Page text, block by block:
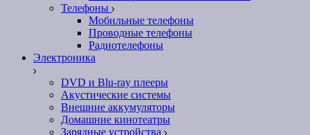
Телефоны
Мобильные телефоны
Проводные телефоны
Радиотелефоны
Электроника
DVD и Blu-ray плееры
Акустические системы
Внешние аккумуляторы
Домашние кинотеатры
Зарядные устройства